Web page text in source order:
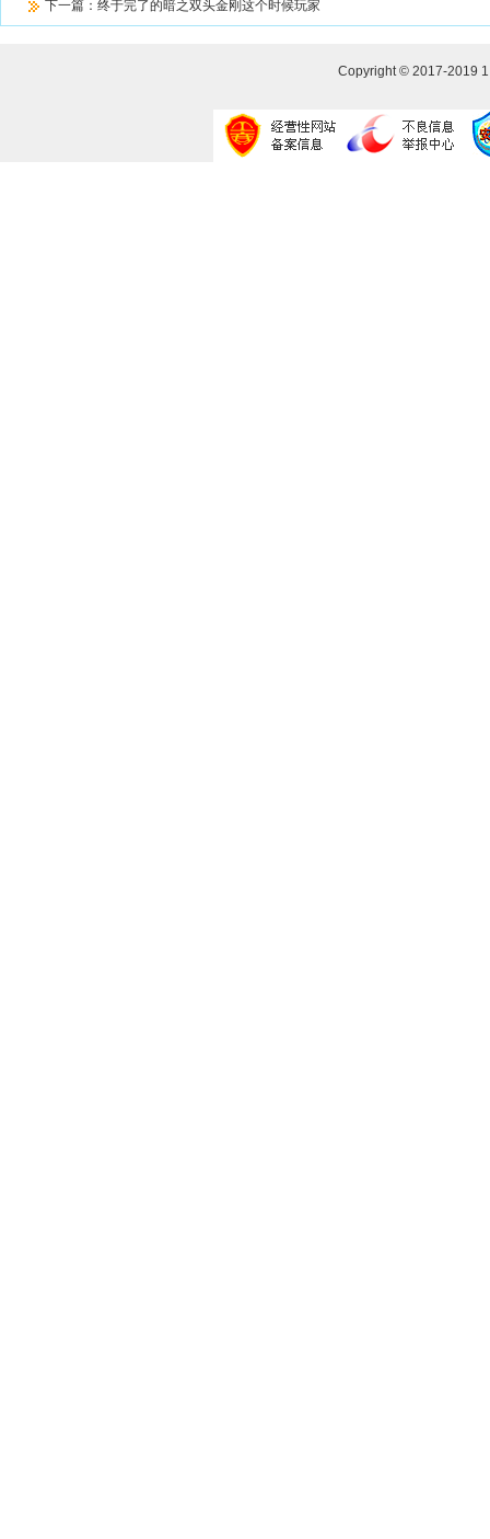
下一篇： 终于完了的暗之双头金刚这个时候玩家
Copyright © 2017-2019